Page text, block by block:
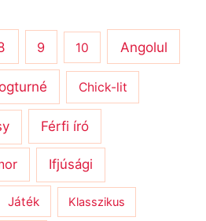
9 10 Angolul
Chick-lit
Férfi író
Ifjúsági
Játék Klasszikus